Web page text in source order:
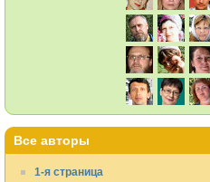
Все авторы
1-я страница